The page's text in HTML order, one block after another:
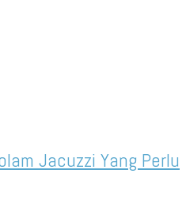
Jacuzzi Yang Perlu